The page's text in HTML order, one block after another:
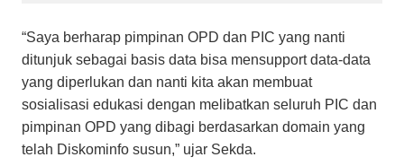
“Saya berharap pimpinan OPD dan PIC yang nanti
ditunjuk sebagai basis data bisa mensupport data-data
yang diperlukan dan nanti kita akan membuat
sosialisasi edukasi dengan melibatkan seluruh PIC dan
pimpinan OPD yang dibagi berdasarkan domain yang
telah Diskominfo susun,” ujar Sekda.